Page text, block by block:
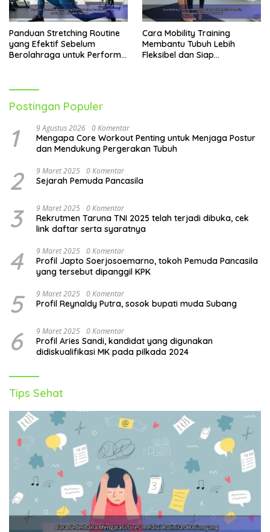
Panduan Stretching Routine
yang Efektif Sebelum
Berolahraga untuk Performa
Cara Mobility Training
Membantu Tubuh Lebih
Fleksibel dan Siap
Postingan Populer
1 9 Agustus 2026 0 Komentar
Mengapa Core Workout Penting untuk Menjaga Postur
dan Mendukung Pergerakan Tubuh
2 9 Maret 2025 0 Komentar
Sejarah Pemuda Pancasila
3 9 Maret 2025 0 Komentar
Rekrutmen Taruna TNI 2025 telah terjadi dibuka, cek
link daftar serta syaratnya
4 9 Maret 2025 0 Komentar
Profil Japto Soerjosoemarno, tokoh Pemuda Pancasila
yang tersebut dipanggil KPK
5 9 Maret 2025 0 Komentar
Profil Reynaldy Putra, sosok bupati muda Subang
6 9 Maret 2025 0 Komentar
Profil Aries Sandi, kandidat yang digunakan
didiskualifikasi MK pada pilkada 2024
Tips Sehat